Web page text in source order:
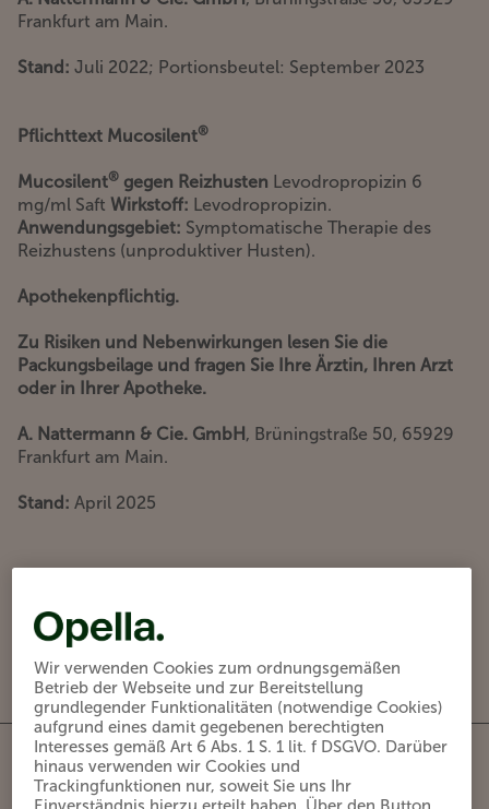
Frankfurt am Main.
Stand: Juli 2022; Portionsbeutel: September 2023
Pflichttext Mucosilent®
Mucosilent® gegen Reizhusten Levodropropizin 6
mg/ml Saft Wirkstoff: Levodropropizin.
Anwendungsgebiet: Symptomatische Therapie des
Reizhustens (unproduktiver Husten).
Apothekenpflichtig.
Zu Risiken und Nebenwirkungen lesen Sie die
Packungsbeilage und fragen Sie Ihre Ärztin, Ihren Arzt
oder in Ihrer Apotheke.
A. Nattermann & Cie. GmbH, Brüningstraße 50, 65929
Frankfurt am Main.
Stand: April 2025
Unser Unternehnem ist B Corp-zertifiziert.
Kontakt
Wir verwenden Cookies zum ordnungsgemäßen
Betrieb der Webseite und zur Bereitstellung
grundlegender Funktionalitäten (notwendige Cookies)
aufgrund eines damit gegebenen berechtigten
Interesses gemäß Art 6 Abs. 1 S. 1 lit. f DSGVO. Darüber
hinaus verwenden wir Cookies und
Trackingfunktionen nur, soweit Sie uns Ihr